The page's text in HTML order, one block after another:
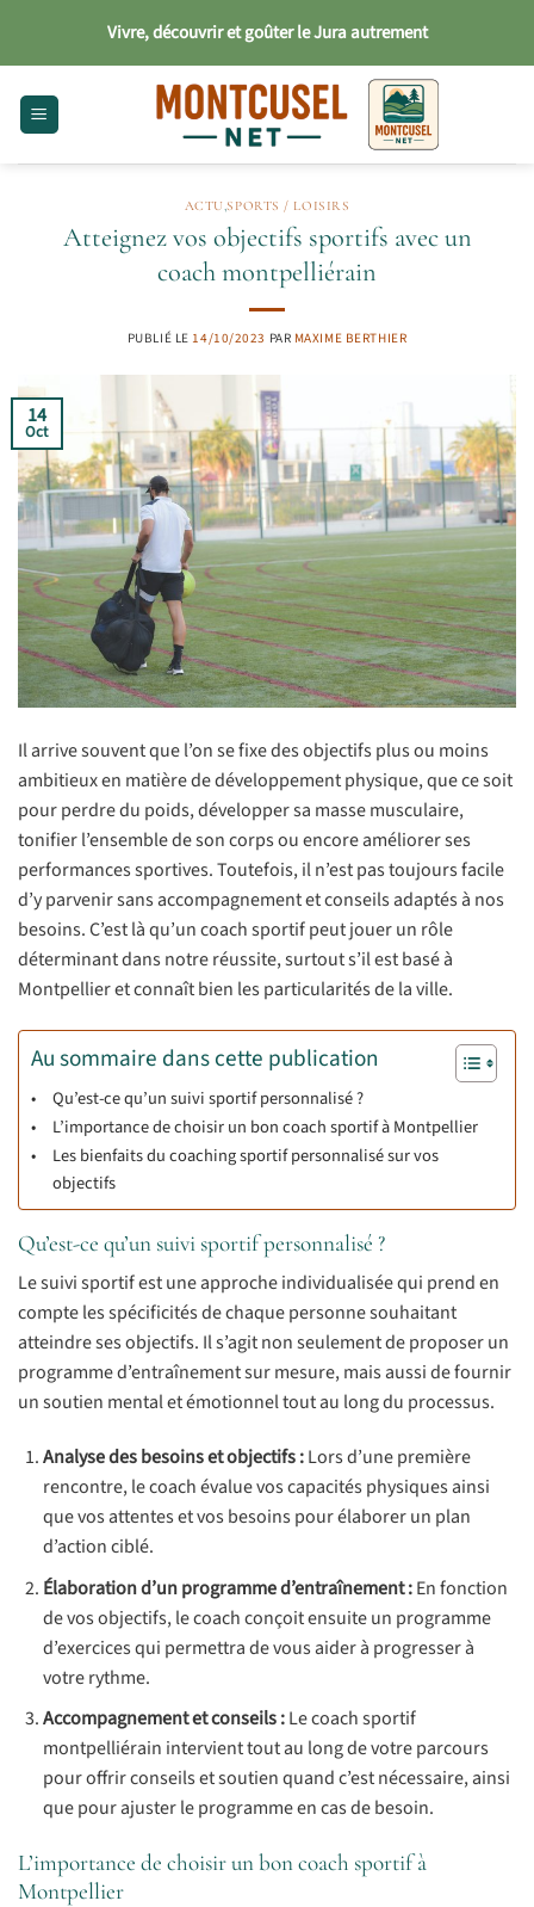
contenu
Vivre, découvrir et goûter le Jura autrement
ACTU,SPORTS / LOISIRS
Atteignez vos objectifs sportifs avec un
coach montpelliérain
PUBLIÉ LE 14/10/2023 PAR MAXIME BERTHIER
14
Oct
Il arrive souvent que l’on se fixe des objectifs plus ou moins
ambitieux en matière de développement physique, que ce soit
pour perdre du poids, développer sa masse musculaire,
tonifier l’ensemble de son corps ou encore améliorer ses
performances sportives. Toutefois, il n’est pas toujours facile
d’y parvenir sans accompagnement et conseils adaptés à nos
besoins. C’est là qu’un coach sportif peut jouer un rôle
déterminant dans notre réussite, surtout s’il est basé à
Montpellier et connaît bien les particularités de la ville.
Au sommaire dans cette publication
Qu’est-ce qu’un suivi sportif personnalisé ?
L’importance de choisir un bon coach sportif à Montpellier
Les bienfaits du coaching sportif personnalisé sur vos
objectifs
Qu’est-ce qu’un suivi sportif personnalisé ?
Le suivi sportif est une approche individualisée qui prend en
compte les spécificités de chaque personne souhaitant
atteindre ses objectifs. Il s’agit non seulement de proposer un
programme d’entraînement sur mesure, mais aussi de fournir
un soutien mental et émotionnel tout au long du processus.
Analyse des besoins et objectifs :Lors d’une première
rencontre, le coach évalue vos capacités physiques ainsi
que vos attentes et vos besoins pour élaborer un plan
d’action ciblé.
Élaboration d’un programme d’entraînement :En fonction
de vos objectifs, le coach conçoit ensuite un programme
d’exercices qui permettra de vous aider à progresser à
votre rythme.
Accompagnement et conseils :Le coach sportif
montpelliérain intervient tout au long de votre parcours
pour offrir conseils et soutien quand c’est nécessaire, ainsi
que pour ajuster le programme en cas de besoin.
L’importance de choisir un bon coach sportif à
Montpellier